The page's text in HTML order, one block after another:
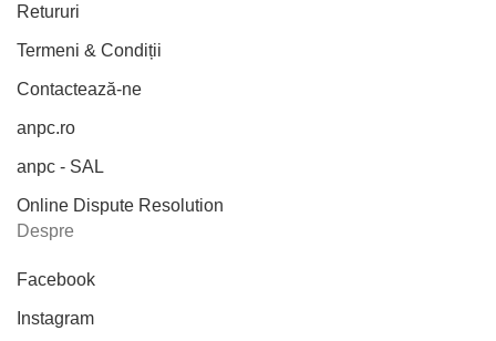
Retururi
Termeni & Condiții
Contactează-ne
anpc.ro
anpc - SAL
Online Dispute Resolution
Despre
Facebook
Instagram